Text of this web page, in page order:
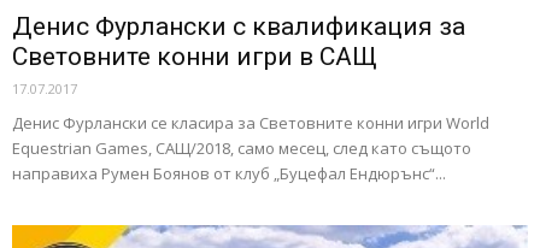
Денис Фурлански с квалификация за
Световните конни игри в САЩ
17.07.2017
Денис Фурлански се класира за Световните конни игри World
Equestrian Games, САЩ/2018, само месец, след като същото
направиха Румен Боянов от клуб „Буцефал Ендюрънс“...